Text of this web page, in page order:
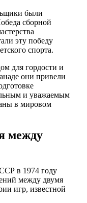
были
сборной
эту победу
спорта.
для гордости и
они привели
и уважаемым
в мировом
между
в 1974 году
между двумя
игр, известной